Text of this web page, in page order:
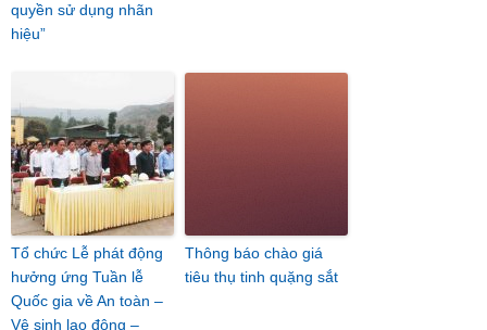
quyền sử dụng nhãn
hiệu”
Tổ chức Lễ phát động
hưởng ứng Tuần lễ
Quốc gia về An toàn –
Vệ sinh lao động –
Thông báo chào giá
tiêu thụ tinh quặng sắt